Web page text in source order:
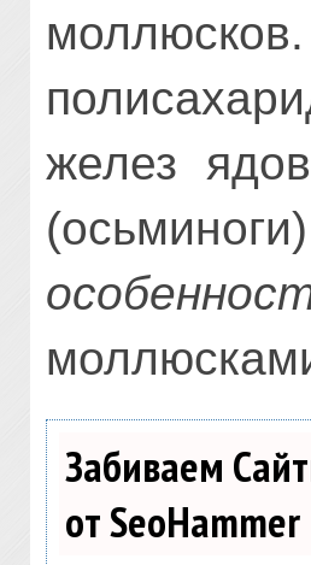
желез
Забиваем
от SeoHammer